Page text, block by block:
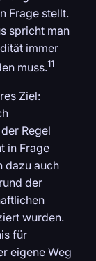
Frage stellt.
spricht man
immer
muss.11
Ziel:
Regel
in Frage
dazu auch
der
wurden.
für
eigene Weg